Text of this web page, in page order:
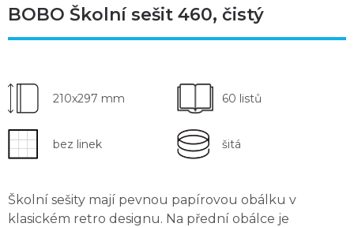
BOBO Školní sešit 460, čistý
210x297 mm 60 listů
bez linek šitá
Školní sešity mají pevnou papírovou obálku v
klasickém retro designu. Na přední obálce je